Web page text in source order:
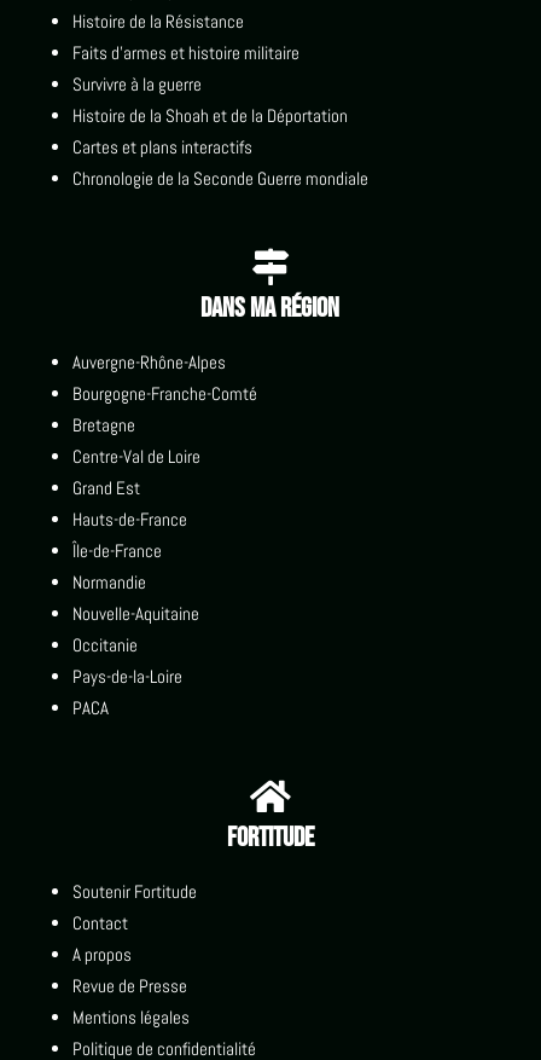
Histoire de la Résistance
Faits d'armes et histoire militaire
Survivre à la guerre
Histoire de la Shoah et de la Déportation
Cartes et plans interactifs
Chronologie de la Seconde Guerre mondiale

Dans ma région
Auvergne-Rhône-Alpes
Bourgogne-Franche-Comté
Bretagne
Centre-Val de Loire
Grand Est
Hauts-de-France
Île-de-France
Normandie
Nouvelle-Aquitaine
Occitanie
Pays-de-la-Loire
PACA

Fortitude
Soutenir Fortitude
Contact
A propos
Revue de Presse
Mentions légales
Politique de confidentialité